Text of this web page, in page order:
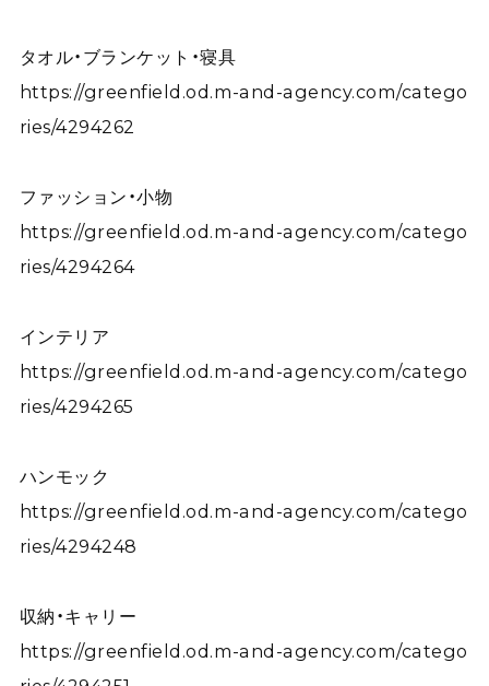
タオル・ブランケット・寝具
https://greenfield.od.m-and-agency.com/catego
ries/4294262
ファッション・小物
https://greenfield.od.m-and-agency.com/catego
ries/4294264
インテリア
https://greenfield.od.m-and-agency.com/catego
ries/4294265
ハンモック
https://greenfield.od.m-and-agency.com/catego
ries/4294248
収納・キャリー
https://greenfield.od.m-and-agency.com/catego